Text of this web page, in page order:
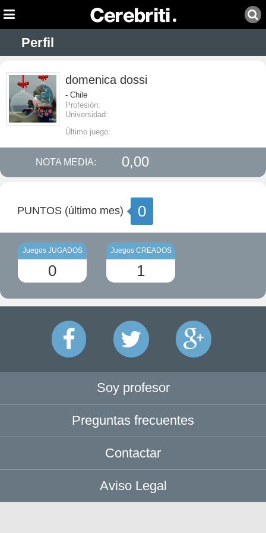
Perfil
domenica dossi
- Chile
Profesión:
Universidad:
Último juego:
NOTA MEDIA: 0,00
PUNTOS (último mes) 0
Juegos JUGADOS
0
Juegos CREADOS
1
Soy profesor
Preguntas frecuentes
Contactar
Aviso Legal